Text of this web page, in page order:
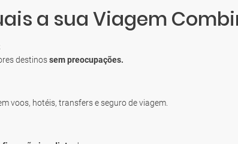
a sua Viagem
destinossem preocupações.
voos, hotéis, transfers e seguro de viagem.